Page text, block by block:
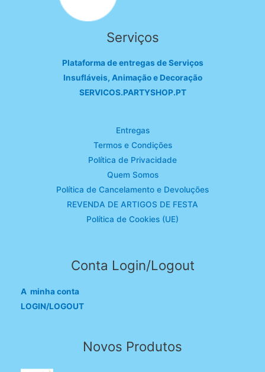
Serviços
Plataforma de entregas de Serviços
Insufláveis, Animação e Decoração
SERVICOS.PARTYSHOP.PT
Entregas
Termos e Condições
Política de Privacidade
Quem Somos
Política de Cancelamento e Devoluções
REVENDA DE ARTIGOS DE FESTA
Política de Cookies (UE)
Conta Login/Logout
A minha conta
LOGIN/LOGOUT
Novos Produtos